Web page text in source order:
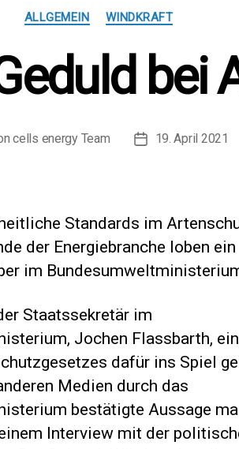
Kategorien
ALLGEMEIN WINDKRAFT
bei
cells energy Team Beitragsdatum
19. April 2021
Standards im
der Energiebranche loben ein
im
Staatssekretär im
Jochen Flassbarth,
dafür ins Spiel
Medien durch das
bestätigte Aussage
Interview mit der